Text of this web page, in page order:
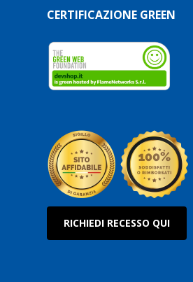
CERTIFICAZIONE GREEN
RICHIEDI RECESSO QUI